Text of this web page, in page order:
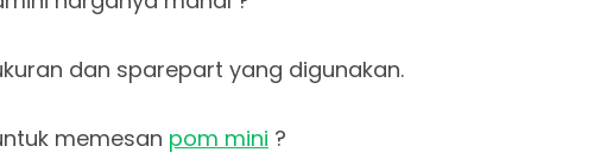
dan sparepart yang digunakan.
memesan pom mini ?